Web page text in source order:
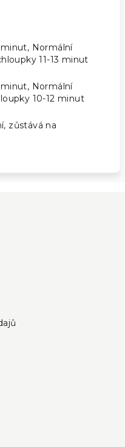
minut, Normální
11-13 minut
minut, Normální
10-12 minut
zůstává na